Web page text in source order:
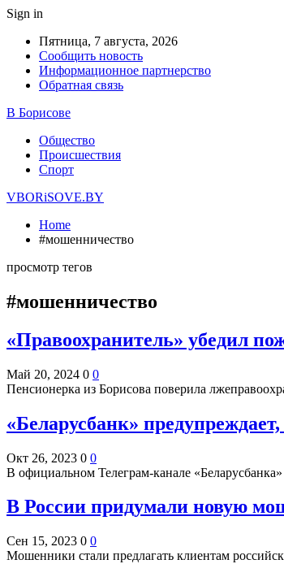
Sign in
Пятница, 7 августа, 2026
Сообщить новость
Информационное партнерство
Обратная связь
В Борисове
Общество
Происшествия
Спорт
VBORiSOVE.BY
Home
#мошенничество
просмотр тегов
#мошенничество
«Правоохранитель» убедил
Май 20, 2024 0 0
Пенсионерка из Борисова поверила
«Беларусбанк»
Окт 26, 2023 0 0
В официальном Телеграм-канале
В России придумали новую
Сен 15, 2023 0 0
Мошенники стали предлагать клиентам